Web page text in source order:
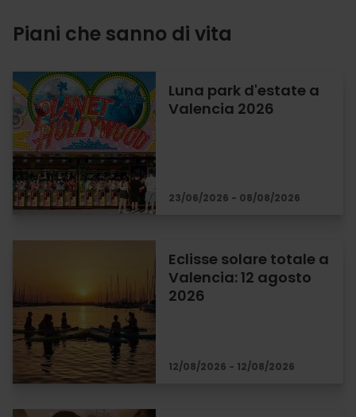
Piani che sanno di vita
Luna park d'estate a
Valencia 2026
23/06/2026 - 08/08/2026
Eclisse solare totale a
Valencia: 12 agosto
2026
12/08/2026 - 12/08/2026